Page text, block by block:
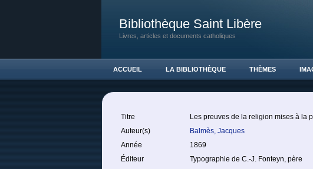
Bibliothèque Saint Libère
Livres, articles et documents catholiques
ACCUEIL LA BIBLIOTHÈQUE THÈMES
Titre
Les preuves de la religion mises à la
Auteur(s)
Balmès, Jacques
Année
1869
Éditeur
Typographie de C.-J. Fonteyn, père